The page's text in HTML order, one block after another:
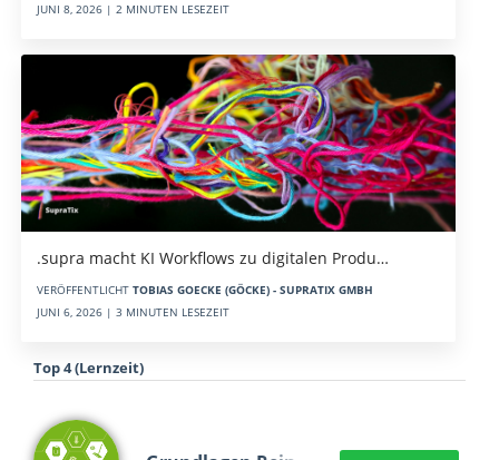
JUNI 8, 2026 | 2 MINUTEN LESEZEIT
.supra macht KI Workflows zu digitalen Produ…
VERÖFFENTLICHT TOBIAS GOECKE (GÖCKE) - SUPRATIX GMBH
JUNI 6, 2026 | 3 MINUTEN LESEZEIT
Top 4 (Lernzeit)